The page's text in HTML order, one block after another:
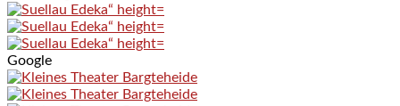
Google